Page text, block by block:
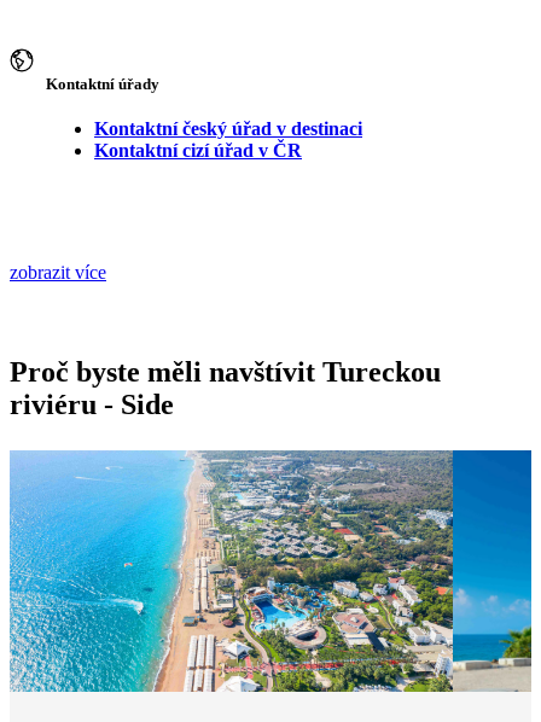
Kontaktní úřady
Kontaktní český úřad v destinaci
Kontaktní cizí úřad v ČR
zobrazit více
Proč byste měli navštívit Tureckou
riviéru - Side